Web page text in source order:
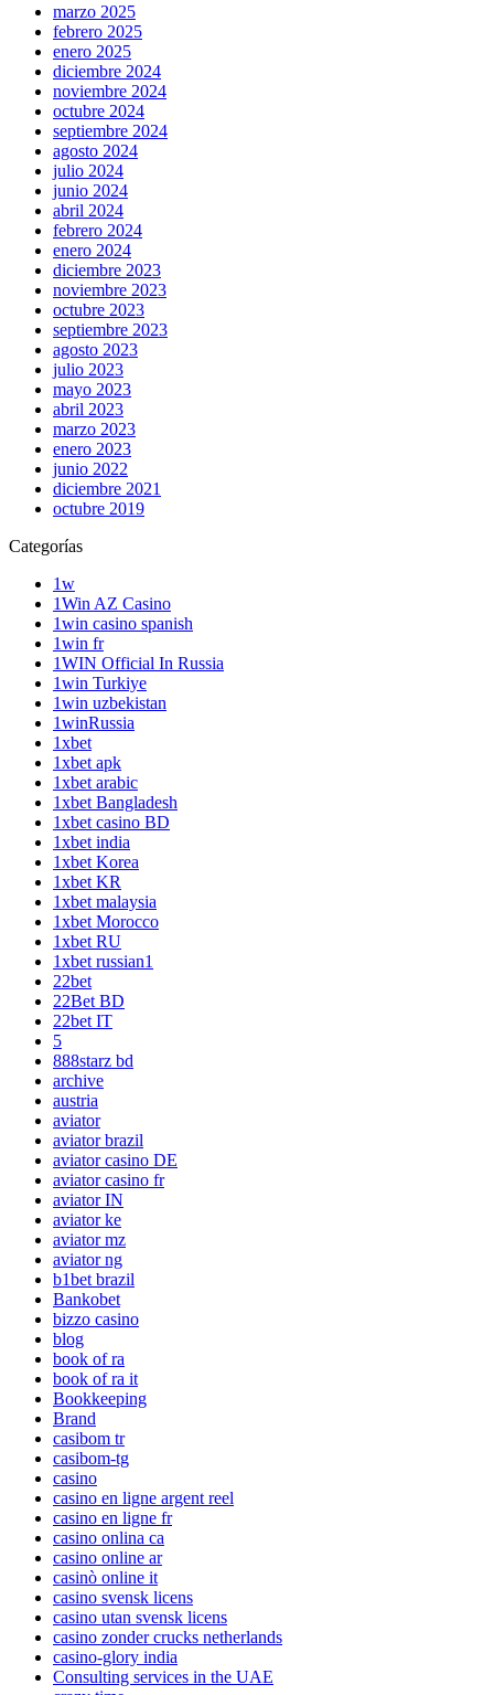
marzo 2025
febrero 2025
enero 2025
diciembre 2024
noviembre 2024
octubre 2024
septiembre 2024
agosto 2024
julio 2024
junio 2024
abril 2024
febrero 2024
enero 2024
diciembre 2023
noviembre 2023
octubre 2023
septiembre 2023
agosto 2023
julio 2023
mayo 2023
abril 2023
marzo 2023
enero 2023
junio 2022
diciembre 2021
octubre 2019
Categorías
1w
1Win AZ Casino
1win casino spanish
1win fr
1WIN Official In Russia
1win Turkiye
1win uzbekistan
1winRussia
1xbet
1xbet apk
1xbet arabic
1xbet Bangladesh
1xbet casino BD
1xbet india
1xbet Korea
1xbet KR
1xbet malaysia
1xbet Morocco
1xbet RU
1xbet russian1
22bet
22Bet BD
22bet IT
5
888starz bd
archive
austria
aviator
aviator brazil
aviator casino DE
aviator casino fr
aviator IN
aviator ke
aviator mz
aviator ng
b1bet brazil
Bankobet
bizzo casino
blog
book of ra
book of ra it
Bookkeeping
Brand
casibom tr
casibom-tg
casino
casino en ligne argent reel
casino en ligne fr
casino onlina ca
casino online ar
casinò online it
casino svensk licens
casino utan svensk licens
casino zonder crucks netherlands
casino-glory india
Consulting services in the UAE